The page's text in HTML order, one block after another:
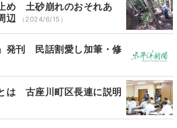
め 土砂崩れのおそれあ
辺
（2024/6/15）
発刊 民話割愛し加筆・修
は 古座川町区長連に説明